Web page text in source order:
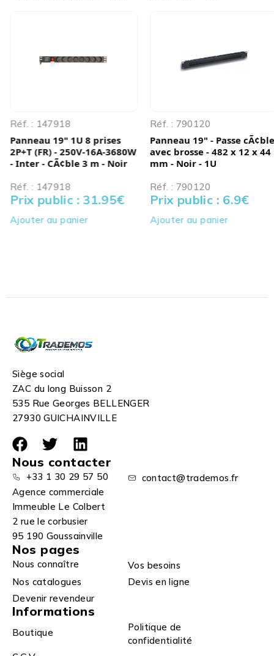
Réf. : 147918
Panneau 19" 1U 8 prises
2P+T (FR) - 250V-16A-3680W
- Inter - CÃ¢ble 3 m - Noir
Réf. : 147918
Prix public : 31.95€
Ajouter au panier
Réf. : 790120
Panneau 19" - Passe cÃ¢ble
avec brosse - 482 x 12 x 44
mm - Noir - 1U
Réf. : 790120
Prix public : 6.9€
Ajouter au panier
Siège social
ZAC du long Buisson 2
535 Rue Georges BELLENGER
27930 GUICHAINVILLE
Nous contacter
+33 1 30 29 57 50
contact@trademos.fr
Agence commerciale
Immeuble Le Colbert
2 rue le corbusier
95 190 Goussainville
Nos pages
Nous connaître
Vos besoins
Nos catalogues
Devis en ligne
Devenir revendeur
Informations
Boutique
Politique de
confidentialité